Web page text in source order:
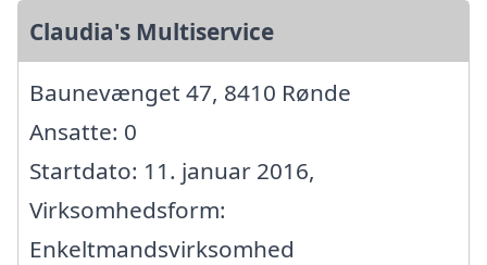
Claudia's Multiservice
Baunevænget 47, 8410 Rønde
Ansatte: 0
Startdato: 11. januar 2016,
Virksomhedsform:
Enkeltmandsvirksomhed